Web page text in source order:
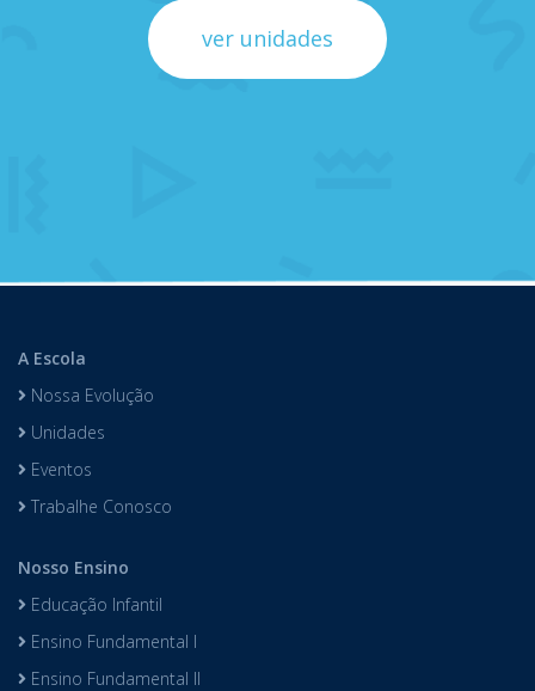
ver unidades
A Escola
Nossa Evolução
Unidades
Eventos
Trabalhe Conosco
Nosso Ensino
Educação Infantil
Ensino Fundamental I
Ensino Fundamental II